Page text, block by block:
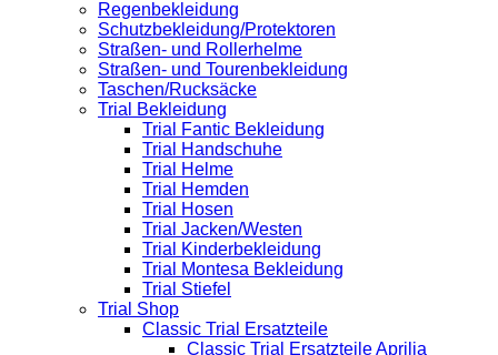
Regenbekleidung
Schutzbekleidung/Protektoren
Straßen- und Rollerhelme
Straßen- und Tourenbekleidung
Taschen/Rucksäcke
Trial Bekleidung
Trial Fantic Bekleidung
Trial Handschuhe
Trial Helme
Trial Hemden
Trial Hosen
Trial Jacken/Westen
Trial Kinderbekleidung
Trial Montesa Bekleidung
Trial Stiefel
Trial Shop
Classic Trial Ersatzteile
Classic Trial Ersatzteile Aprilia